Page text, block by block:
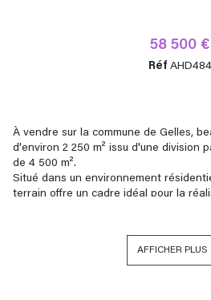
58 500 €
Réf AHD484
À vendre sur la commune de Gelles,
d'environ 2 250 m² issu d'une division
de 4 500 m².
Situé dans un environnement
terrain offre un cadre idéal pour la
Le terrain est non viabilisé, mais
électricité, télécommunications et
AFFICHER PLUS